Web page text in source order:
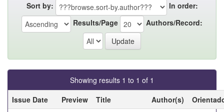
Sort by:
In order:
Results/Page
Authors/Record:
Showing results 1 to 1 of 1
Issue Date
Preview Title Author(s)